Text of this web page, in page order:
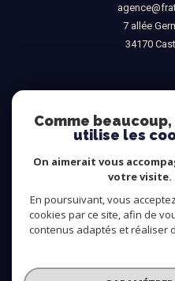
7 allée
34170
Comme
utilise les
On aimerait vous
votre visite.
En poursuivant, vous
cookies par ce site, afin de
contenus adaptés et réaliser